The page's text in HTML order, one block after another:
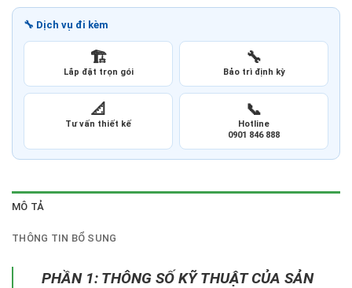
🔧 Dịch vụ đi kèm
🏗️
Lắp đặt trọn gói
🔧
Bảo trì định kỳ
📐
Tư vấn thiết kế
📞
Hotline
0901 846 888
MÔ TẢ
THÔNG TIN BỔ SUNG
PHẦN 1: THÔNG SỐ KỸ THUẬT CỦA SẢN